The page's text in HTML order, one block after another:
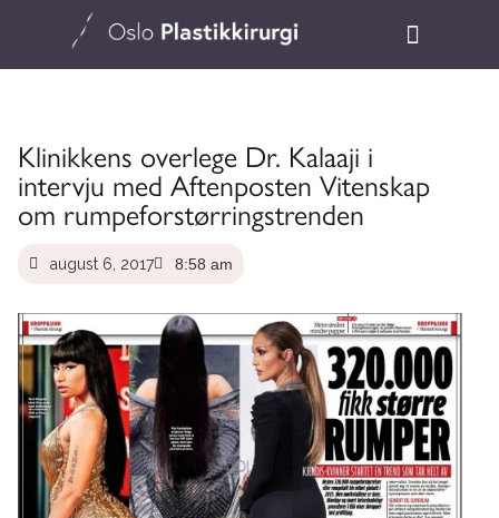
Klinikkens overlege Dr. Kalaaji i
intervju med Aftenposten Vitenskap
om rumpeforstørringstrenden
august 6, 2017 8:58 am